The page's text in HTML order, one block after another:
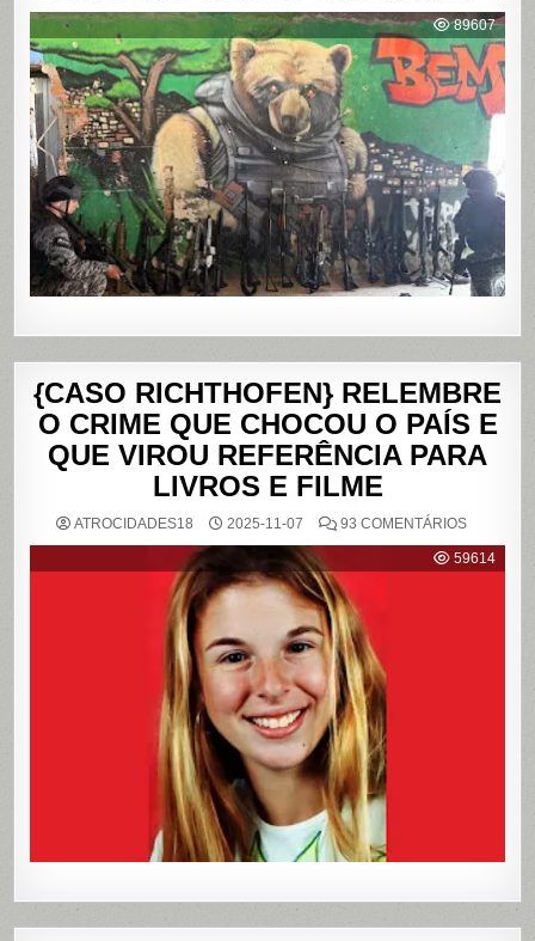
POLICIAL
DEIXA
121
MORTOS
NOS
DO
ALEMÃO
PENHA,
NO
RIO
89607
{CASO RICHTHOFEN} RELEMBRE
O CRIME QUE CHOCOU O PAÍS E
QUE VIROU REFERÊNCIA PARA
LIVROS E FILME
ATROCIDADES18 2025-11-07 93 COMENTÁRIOSEM
59614